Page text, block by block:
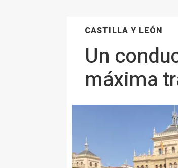
CASTILLA Y LEÓN
Un
máxima